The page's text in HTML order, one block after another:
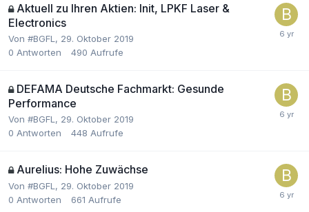
Aktuell zu Ihren Aktien: Init, LPKF Laser &
Electronics
Von #BGFL , 29. Oktober 2019
0 Antworten 490 Aufrufe
DEFAMA Deutsche Fachmarkt: Gesunde
Performance
Von #BGFL , 29. Oktober 2019
0 Antworten 448 Aufrufe
Aurelius: Hohe Zuwächse
Von #BGFL , 29. Oktober 2019
0 Antworten 661 Aufrufe